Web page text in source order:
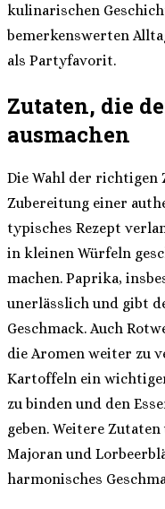
kulinarischen
bemerkenswerten
als Partyfavorit.
Zutaten, die
ausmachen
Die Wahl der
Zubereitung einer
typisches Rezept
in kleinen Würfeln
machen. Paprika,
unerlässlich und gibt
Geschmack. Auch
die Aromen weiter zu
Kartoffeln ein
zu binden und den
geben. Weitere
Majoran und
harmonisches